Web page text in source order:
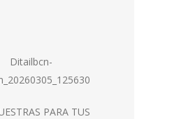
PARA TUS